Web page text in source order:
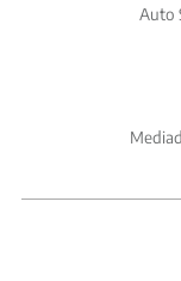
Auto